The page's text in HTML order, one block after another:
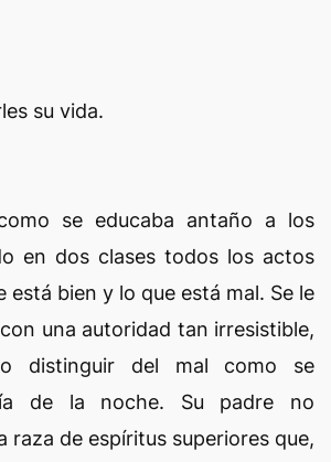
su vida.
se educaba antaño a los
en dos clases todos los actos
está bien y lo que está mal. Se le
una autoridad tan irresistible,
distinguir del mal como se
de la noche. Su padre no
raza de espíritus superiores que,